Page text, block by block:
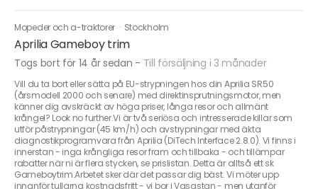
Mopeder och a-traktorer · Stockholm
Aprilia Gameboy trim
Togs bort för 14 år sedan - Till försäljning i 3 månader
Vill du ta bort eller sätta på EU-strypningen hos din Aprilia SR50
(årsmodell 2000 och senare) med direktinsprutningsmotor, men
känner dig avskräckt av höga priser, långa resor och allmänt
krångel? Look no further.Vi är två seriösa och intresserade killar som
utför påstrypningar (45 km/h) och avstrypningar med äkta
diagnostikprogramvara från Aprilia (DiTech Interface 2.8.0). Vi finns i
innerstan - inga krångliga resor fram och tillbaka - och tillämpar
rabatter när ni är flera stycken, se prislistan. Detta är alltså ett sk
Gameboytrim.Arbetet sker där det passar dig bäst. Vi möter upp
innanför tullarna kostnadsfritt - vi bor i Vasastan - men utanför